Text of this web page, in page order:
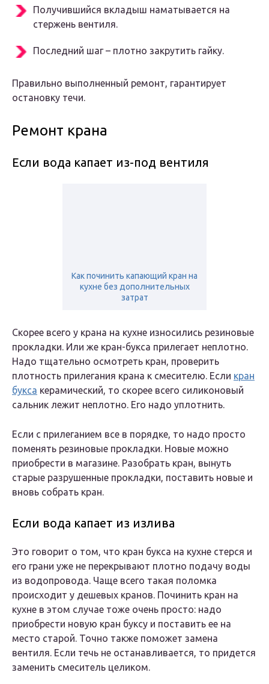
Получившийся вкладыш наматывается на
стержень вентиля.
Последний шаг – плотно закрутить гайку.
Правильно выполненный ремонт, гарантирует
остановку течи.
Ремонт крана
Если вода капает из-под вентиля
Как починить капающий кран на
кухне без дополнительных
затрат
Скорее всего у крана на кухне износились резиновые
прокладки. Или же кран-букса прилегает неплотно.
Надо тщательно осмотреть кран, проверить
плотность прилегания крана к смесителю. Если кран
букса керамический, то скорее всего силиконовый
сальник лежит неплотно. Его надо уплотнить.
Если с прилеганием все в порядке, то надо просто
поменять резиновые прокладки. Новые можно
приобрести в магазине. Разобрать кран, вынуть
старые разрушенные прокладки, поставить новые и
вновь собрать кран.
Если вода капает из излива
Это говорит о том, что кран букса на кухне стерся и
его грани уже не перекрывают плотно подачу воды
из водопровода. Чаще всего такая поломка
происходит у дешевых кранов. Починить кран на
кухне в этом случае тоже очень просто: надо
приобрести новую кран буксу и поставить ее на
место старой. Точно также поможет замена
вентиля. Если течь не останавливается, то придется
заменить смеситель целиком.